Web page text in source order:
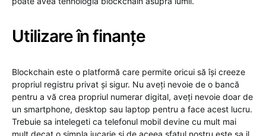
Utilizare în finanțe
Blockchain este o platformă care permite oricui să își creeze
propriul registru privat și sigur. Nu aveți nevoie de o bancă
pentru a vă crea propriul numerar digital, aveți nevoie doar de
un smartphone, desktop sau laptop pentru a face acest lucru.
Trebuie sa intelegeti ca telefonul mobil devine cu mult mai